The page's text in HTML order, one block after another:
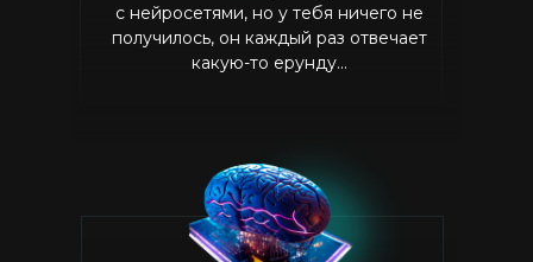
с нейросетями, но у тебя ничего не
получилось, он каждый раз отвечает
какую-то ерунду...